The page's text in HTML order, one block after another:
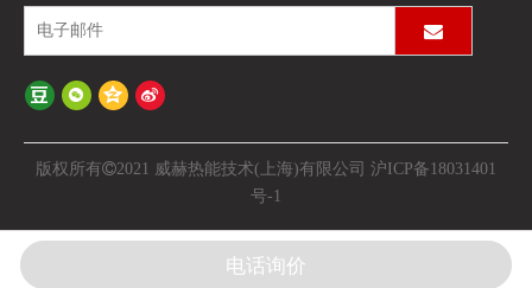
版权所有2021 威赫热能技术(上海)有限公司 沪ICP备18031401
号-1
电话询价